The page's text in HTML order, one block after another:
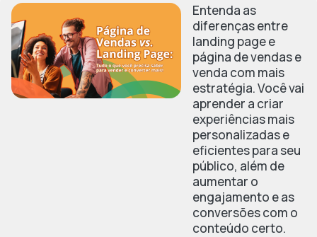
Imagem
Entenda as
diferenças entre
landing page e
página de vendas e
venda com mais
estratégia. Você vai
aprender a criar
experiências mais
personalizadas e
eficientes para seu
público, além de
aumentar o
engajamento e as
conversões com o
conteúdo certo.